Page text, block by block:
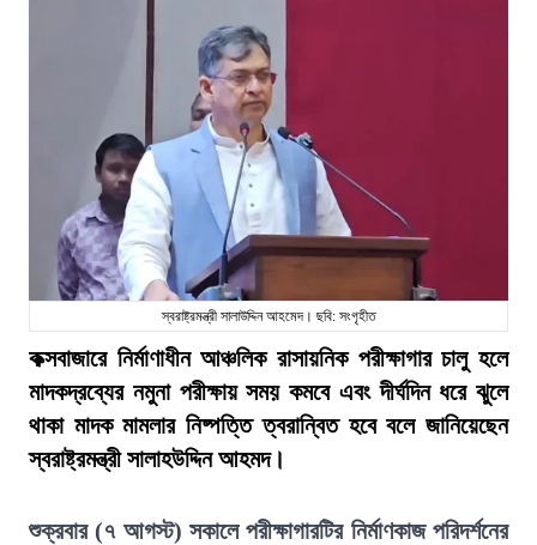
স্বরাষ্ট্রমন্ত্রী সালাউদ্দিন আহমেদ। ছবি: সংগৃহীত
কক্সবাজারে নির্মাণাধীন আঞ্চলিক রাসায়নিক পরীক্ষাগার চালু হলে
মাদকদ্রব্যের নমুনা পরীক্ষায় সময় কমবে এবং দীর্ঘদিন ধরে ঝুলে
থাকা মাদক মামলার নিষ্পত্তি ত্বরান্বিত হবে বলে জানিয়েছেন
স্বরাষ্ট্রমন্ত্রী সালাহউদ্দিন আহমদ।
শুক্রবার (৭ আগস্ট) সকালে পরীক্ষাগারটির নির্মাণকাজ পরিদর্শনের